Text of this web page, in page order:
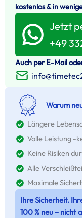
kostenlos & in
Jetzt
+49
Auch per E-Mail
Warum
Längere
Volle Leistung -
Keine Risiken
Alle
Maximale
Ihre Sicherheit.
100 % neu – nicht